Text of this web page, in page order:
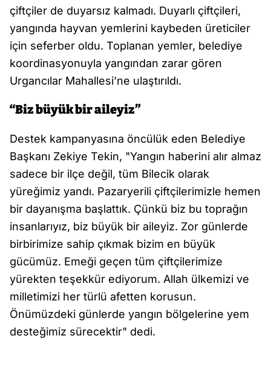
çiftçiler de duyarsız kalmadı. Duyarlı çiftçileri,
yangında hayvan yemlerini kaybeden üreticiler
için seferber oldu. Toplanan yemler, belediye
koordinasyonuyla yangından zarar gören
Urgancılar Mahallesi’ne ulaştırıldı.
“Biz büyük bir aileyiz”
Destek kampanyasına öncülük eden Belediye
Başkanı Zekiye Tekin, "Yangın haberini alır almaz
sadece bir ilçe değil, tüm Bilecik olarak
yüreğimiz yandı. Pazaryerili çiftçilerimizle hemen
bir dayanışma başlattık. Çünkü biz bu toprağın
insanlarıyız, biz büyük bir aileyiz. Zor günlerde
birbirimize sahip çıkmak bizim en büyük
gücümüz. Emeği geçen tüm çiftçilerimize
yürekten teşekkür ediyorum. Allah ülkemizi ve
milletimizi her türlü afetten korusun.
Önümüzdeki günlerde yangın bölgelerine yem
desteğimiz sürecektir" dedi.